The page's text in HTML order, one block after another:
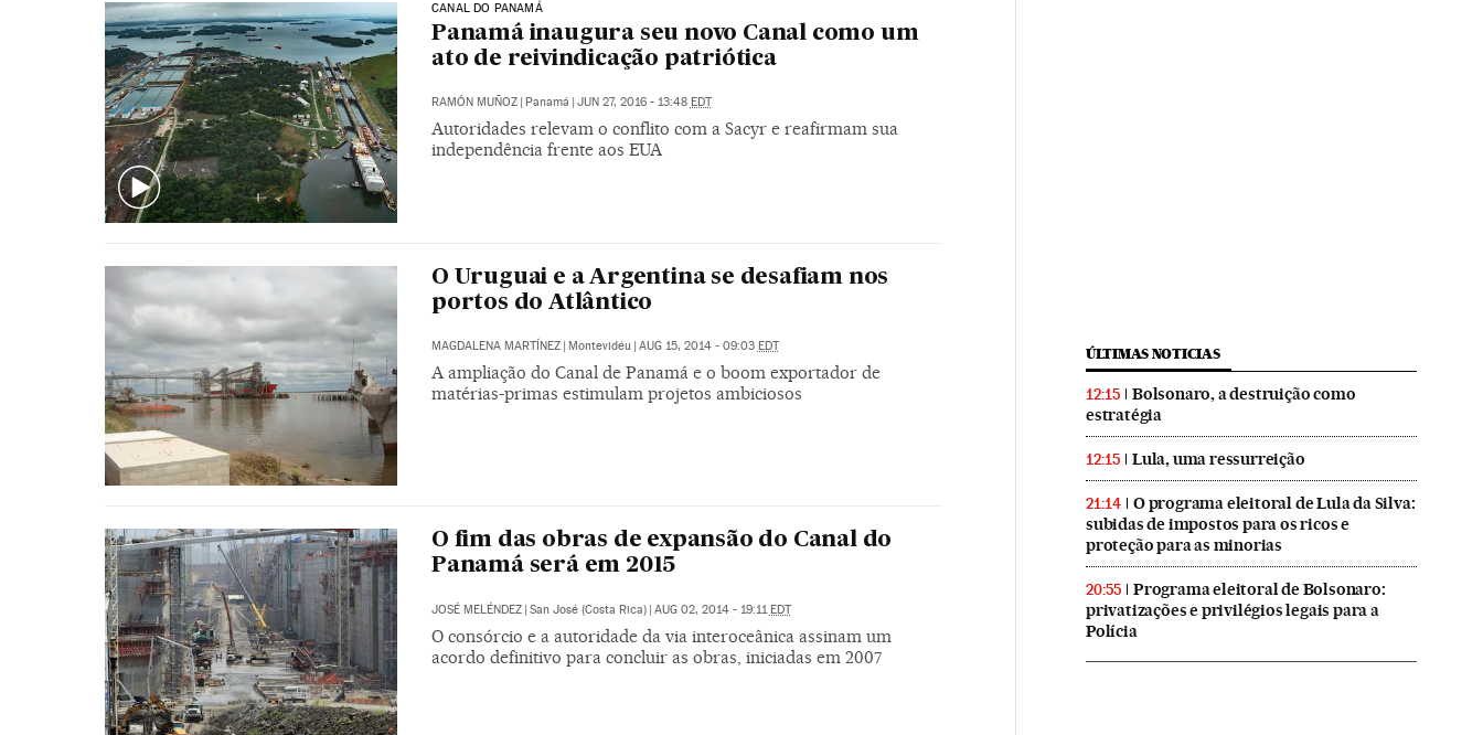
CANAL DO PANAMÁ
Panamá inaugura seu novo Canal como um
ato de reivindicação patriótica
RAMÓN MUÑOZ Panamá JUN 27, 2016 - 13:48 EDT
Autoridades relevam o conflito com a Sacyr e reafirmam sua
independência frente aos EUA
O Uruguai e a Argentina se desafiam nos
portos do Atlântico
MAGDALENA MARTÍNEZ Montevidéu AUG 15, 2014 - 09:03 EDT
A ampliação do Canal de Panamá e o boom exportador de
matérias-primas estimulam projetos ambiciosos
O fim das obras de expansão do Canal do
Panamá será em 2015
JOSÉ MELÉNDEZ | San José (Costa Rica) | AUG 02, 2014 - 19:11EDT
O consórcio e a autoridade da via interoceânica assinam um
acordo definitivo para concluir as obras, iniciadas em 2007
ÚLTIMAS NOTICIAS
12:15
Bolsonaro, a destruição como
estratégia
12:15 Lula, uma ressurreição
21:14
O programa eleitoral de Lula da Silva:
subidas de impostos para os ricos e
proteção para as minorias
20:55
Programa eleitoral de Bolsonaro:
privatizações e privilégios legais para a
Polícia